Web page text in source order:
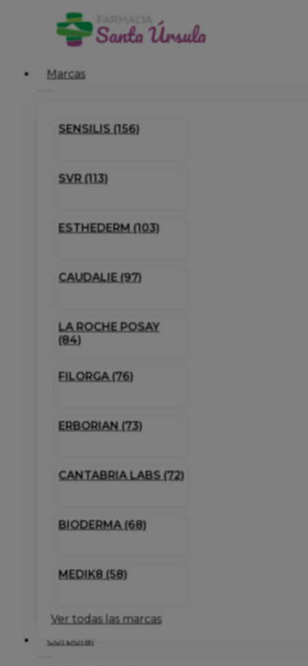
Marcas
SENSILIS (156)
SVR (113)
ESTHEDERM (103)
CAUDALIE (97)
LA ROCHE POSAY
(84)
FILORGA (76)
ERBORIAN (73)
CANTABRIA LABS (72)
BIODERMA (68)
MEDIK8 (58)
Ver todas las marcas
Corporal